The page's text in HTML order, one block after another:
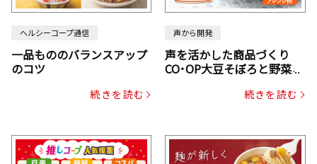
ヘルシーコープ通信
一品もののバランスアップ
のコツ
続きを読む
声から開発
声を活かした商品づくり
CO･OP大豆そぼろと野菜ミ
じん・コーン入り）続きを読む